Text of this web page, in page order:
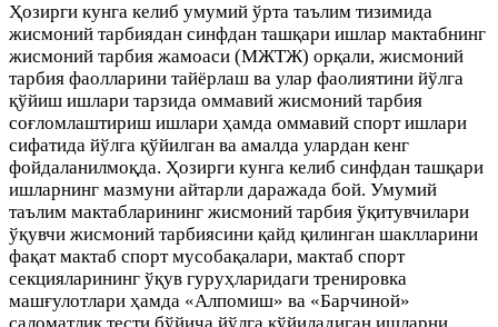
Ҳозирги кунга келиб умумий ўрта таълим тизимида
жисмоний тарбиядан синфдан ташқари ишлар мактабнинг
жисмоний тарбия жамоаси (МЖТЖ) орқали, жисмоний
тарбия фаолларини тайёрлаш ва улар фаолиятини йўлга
қўйиш ишлари тарзида оммавий жисмоний тарбия
соғломлаштириш ишлари ҳамда оммавий спорт ишлари
сифатида йўлга қўйилган ва амалда улардан кенг
фойдаланилмоқда. Ҳозирги кунга келиб синфдан ташқари
ишларнинг мазмуни айтарли даражада бой. Умумий
таълим мактабларининг жисмоний тарбия ўқитувчилари
ўқувчи жисмоний тарбиясини қайд қилинган шаклларини
фақат мактаб спорт мусобақалари, мактаб спорт
секцияларининг ўқув гуруҳларидаги тренировка
машғулотлари ҳамда «Алпомиш» ва «Барчиной»